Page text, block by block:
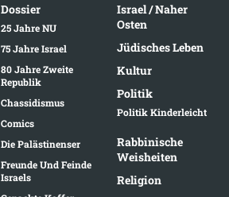
Dossier
25 Jahre NU
75 Jahre Israel
80 Jahre Zweite
Republik
Chassidismus
Comics
Die Palästinenser
Freunde Und Feinde
Israels
Israel / Naher
Osten
Jüdisches Leben
Kultur
Politik
Politik Kinderleicht
Rabbinische
Weisheiten
Religion